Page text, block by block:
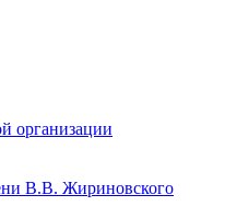
организации
В.В. Жириновского